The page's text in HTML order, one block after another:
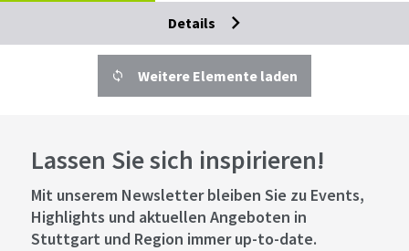
Details
Weitere Elemente laden
Lassen Sie sich inspirieren!
Mit unserem Newsletter bleiben Sie zu Events,
Highlights und aktuellen Angeboten in
Stuttgart und Region immer up-to-date.